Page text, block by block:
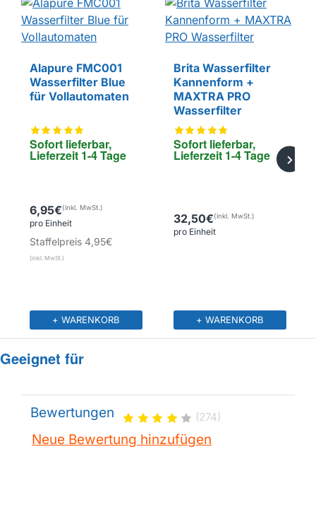
EIGENMARKE
Sofort lieferbar,
Lieferzeit 1-4 Tage
Alapure FMC001
Wasserfilter Blue
für Vollautomaten
6,95€
pro Einheit
Staffelpreis 4,95€
+ WARENKORB
Sofort lieferbar,
Lieferzeit 1-4 Tage
Brita Wasserfilter
Kannenform +
MAXTRA PRO
Wasserfilter
32,50€
pro Einheit
+ WARENKORB
Geeignet für
Bewertungen (274)
Neue Bewertung hinzufügen